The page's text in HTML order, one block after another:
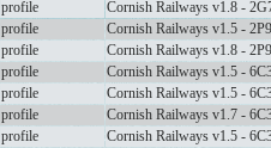
profile
Cornish Railways v1.8 -
profile
Cornish Railways v1.5 -
profile
Cornish Railways v1.8 -
profile
Cornish Railways v1.5 -
profile
Cornish Railways v1.5 -
profile
Cornish Railways v1.7 -
profile
Cornish Railways v1.5 -